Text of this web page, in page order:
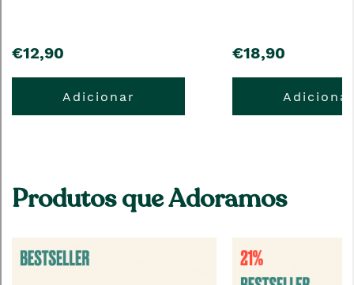
pre�o
€12,90
Adicionar
pre�o
€18,90
Produtos que Adoramos